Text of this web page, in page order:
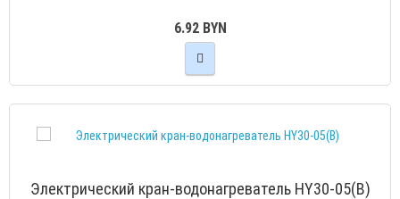
6.92 BYN
Электрический кран-водонагреватель HY30-05(B)